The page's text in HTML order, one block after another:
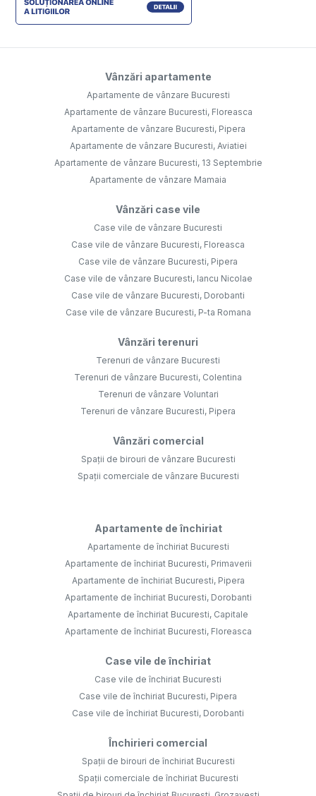
Vânzări apartamente
Apartamente de vânzare Bucuresti
Apartamente de vânzare Bucuresti, Floreasca
Apartamente de vânzare Bucuresti, Pipera
Apartamente de vânzare Bucuresti, Aviatiei
Apartamente de vânzare Bucuresti, 13 Septembrie
Apartamente de vânzare Mamaia
Vânzări case vile
Case vile de vânzare Bucuresti
Case vile de vânzare Bucuresti, Floreasca
Case vile de vânzare Bucuresti, Pipera
Case vile de vânzare Bucuresti, Iancu Nicolae
Case vile de vânzare Bucuresti, Dorobanti
Case vile de vânzare Bucuresti, P-ta Romana
Vânzări terenuri
Terenuri de vânzare Bucuresti
Terenuri de vânzare Bucuresti, Colentina
Terenuri de vânzare Voluntari
Terenuri de vânzare Bucuresti, Pipera
Vânzări comercial
Spații de birouri de vânzare Bucuresti
Spații comerciale de vânzare Bucuresti
Apartamente de închiriat
Apartamente de închiriat Bucuresti
Apartamente de închiriat Bucuresti, Primaverii
Apartamente de închiriat Bucuresti, Pipera
Apartamente de închiriat Bucuresti, Dorobanti
Apartamente de închiriat Bucuresti, Capitale
Apartamente de închiriat Bucuresti, Floreasca
Case vile de închiriat
Case vile de închiriat Bucuresti
Case vile de închiriat Bucuresti, Pipera
Case vile de închiriat Bucuresti, Dorobanti
Închirieri comercial
Spații de birouri de închiriat Bucuresti
Spații comerciale de închiriat Bucuresti